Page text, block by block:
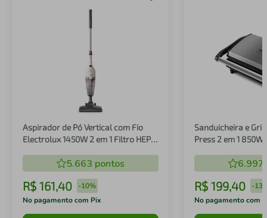
Aspirador de Pó Vertical com Fio
Electrolux 1450W 2 em 1 Filtro HEPA
5.663 pontos
R$ 161,40 -10%
No pagamento com Pix
Sanduicheira e
Press 2 em 1 850W
6.997
R$ 199,40 -
No pagamento com